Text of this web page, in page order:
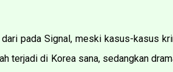
pada Signal, meski kasus-kasus
terjadi di Korea sana, sedangkan